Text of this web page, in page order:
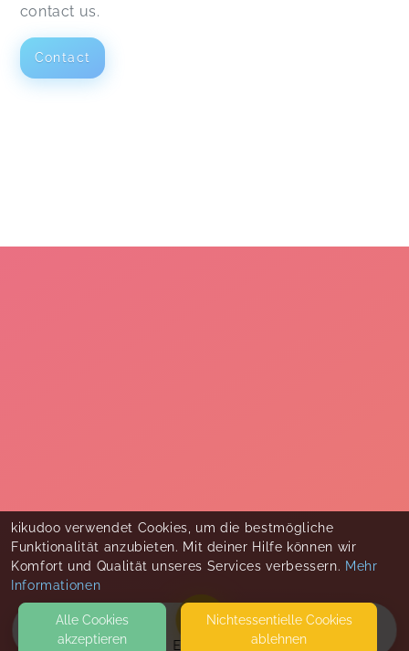
EVENTS
contact us.
Contact
kikudoo verwendet Cookies, um die bestmögliche
Funktionalität anzubieten. Mit deiner Hilfe können wir
Komfort und Qualität unseres Services verbessern. Mehr
Informationen
Alle Cookies
akzeptieren
Nicht­essentielle Cookies
ablehnen